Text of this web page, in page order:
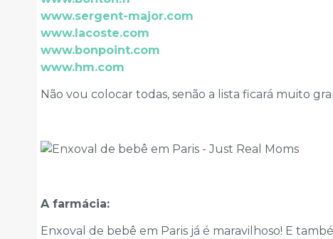
www.sergent-major.com
www.lacoste.com
www.bonpoint.com
www.hm.com
Não vou colocar todas, senão a lista ficará muito
A farmácia:
Enxoval de bebê em Paris já é maravilhoso! E